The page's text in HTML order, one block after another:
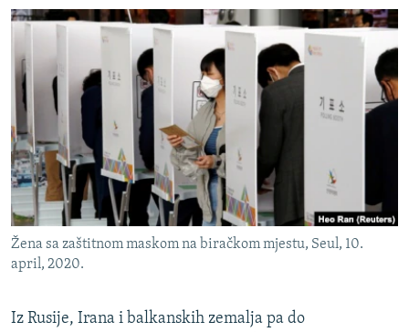
FOTOGALERIJE
INFOGRAFIKE
RAT U UKRAJINI
KINA NA BALKANU
RSE PRIČE IZ SVIJETA
ISPRIČAJ MI
DNEVNO@RSE
SPECIJALI RSE
VIŠE OD NASLOVA
GENOCID U SREBRENICI
TV LIBERTY
PRATITE NAS
Sve RFE/RL stranice
Žena sa zaštitnom maskom na biračkom mjestu, Seul, 10.
april, 2020.
Iz Rusije, Irana i balkanskih zemalja pa do